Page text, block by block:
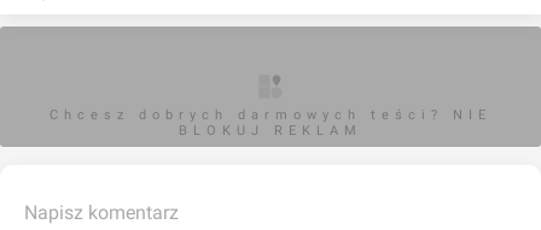
Chcesz dobrych darmowych teści? NIE
BLOKUJ REKLAM
Napisz komentarz